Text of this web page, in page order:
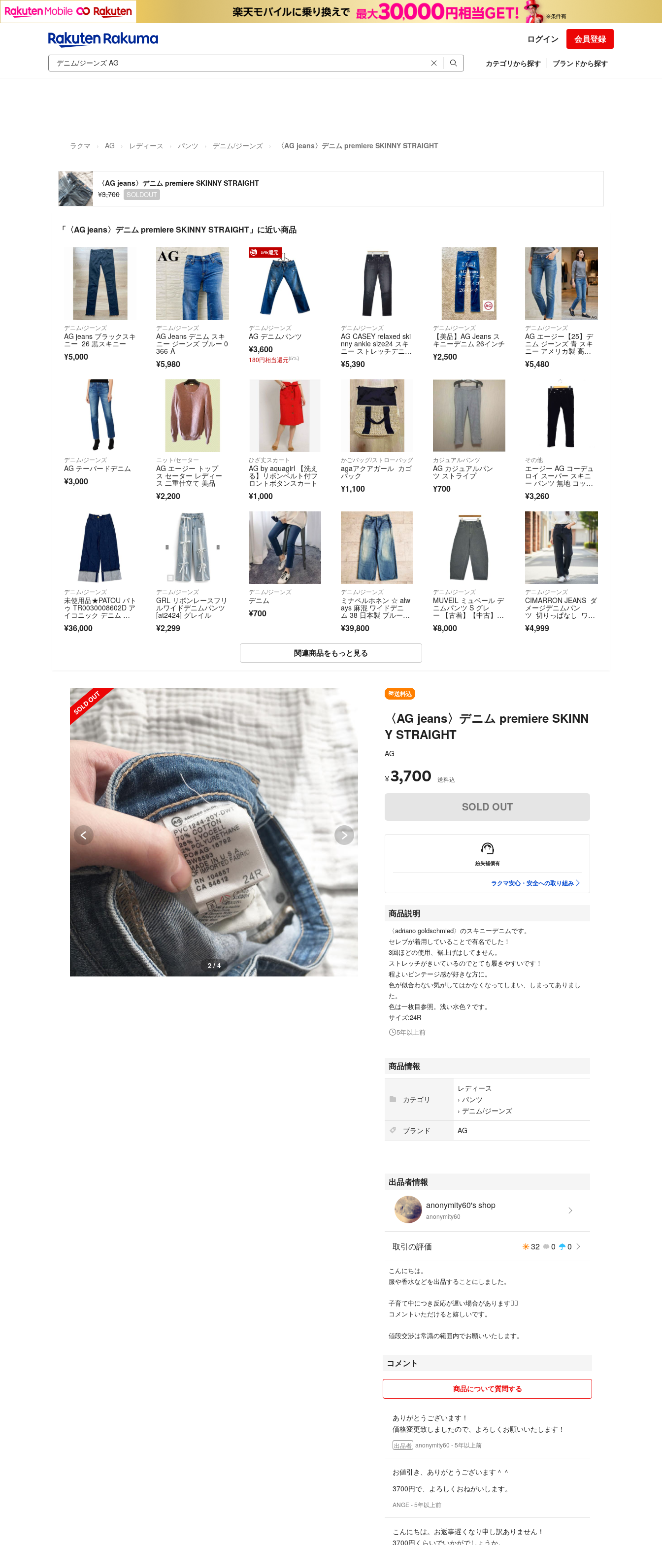
ログイン 会員登録
カテゴリから探す ブランドから探す
ラクマ AG レディース パンツ デニム/ジーンズ 〈AG jeans〉デニム premiere SKINNY STRAIGHT
〈AG jeans〉デニム premiere SKINNY STRAIGHT
¥3,700
SOLDOUT
「〈AG jeans〉デニム premiere SKINNY STRAIGHT」に近い商品
デニム/ジーンズ
AG jeans ブラックスキ
ニー 26 黒スキニー
¥5,000
デニム/ジーンズ
AG Jeans デニム スキ
ニー ジーンズ ブルー 0
366-A
¥5,980
5%還元
デニム/ジーンズ
AG デニムパンツ
¥3,600
180円相当還元(5%)
デニム/ジーンズ
AG CASEY relaxed ski
nny ankle size24 スキ
ニー ストレッチデニ
ム デニムパンツ ブラ
ック レディース エー
¥5,390
デニム/ジーンズ
【美品】AG Jeans ス
キニーデニム 26インチ
¥2,500
デニム/ジーンズ
AG エージー【25】デ
ニム ジーンズ 青 スキ
ニー アメリカ製 高級
¥5,480
デニム/ジーンズ
AG テーパードデニム
¥3,000
ニット/セーター
AG エージー トップ
ス セーター レディー
ス 二重仕立て 美品
¥2,200
ひざ丈スカート
AG by aquagirl 【洗え
る】リボンベルト付フ
ロントボタンスカート
¥1,000
かごバッグ/ストローバッグ
agaアクアガール カゴ
バック
¥1,100
カジュアルパンツ
AG カジュアルパン
ツ ストライプ
¥700
その他
エージー AG コーデュ
ロイ スーパー スキニ
ー パンツ 無地 コット
¥3,260
デニム/ジーンズ
未使用品★PATOU パト
ゥ TR0030008602D ア
イコニック デニム パ
ンタープレス ストレー
¥36,000
デニム/ジーンズ
GRL リボンレースフリ
ルワイドデニムパンツ
[at2424] グレイル
¥2,299
デニム/ジーンズ
デニム
¥700
デニム/ジーンズ
ミナペルホネン ☆ alw
ays 麻混 ワイドデニ
ム 38 日本製 ブルー
na perhonen
¥39,800
デニム/ジーンズ
MUVEIL ミュベール デ
ニムパンツ S グレ
ー 【古着】【中古】
¥8,000
デニム/ジーンズ
CIMARRON JEANS ダ
メージデニムパン
ツ 切りっぱなし ワイ
¥4,999
関連商品をもっと見る
SOLD OUT SOLD OUT
2 / 4
送料込
〈AG jeans〉デニム premiere SKINN
Y STRAIGHT
AG
¥3,700 送料込
SOLD OUT
紛失補償有
ラクマ安心・安全への取り組み
商品説明
〈adriano goldschmied〉のスキニーデニムです。
セレブが着用していることで有名でした！
3回ほどの使用、裾上げはしてません。
ストレッチがきいているのでとても履きやすいです！
程よいビンテージ感が好きな方に。
色が似合わない気がしてはかなくなってしまい、しまってありまし
た。
色は一枚目参照。浅い水色？です。
サイズ:24R
5年以上前
商品情報
カテゴリ
レディース
› パンツ
› デニム/ジーンズ
ブランド
AG
出品者情報
anonymity60's shop
anonymity60
取引の評価 32 0 0
こんにちは。
服や香水などを出品することにしました。
子育て中につき反応が遅い場合があります🙇‍♀️
コメントいただけると嬉しいです。
値段交渉は常識の範囲内でお願いいたします。
コメント
商品について質問する
ありがとうございます！
価格変更致しましたので、よろしくお願いいたします！
出品者 anonymity60 - 5年以上前
お値引き、ありがとうございます＾＾
3700円で、よろしくおねがいします。
ANGE - 5年以上前
こんにちは。お返事遅くなり申し訳ありません！
3700円くらいでいかがでしょうか。